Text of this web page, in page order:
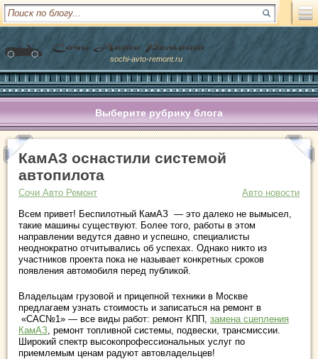
sochi-avto-remont.ru
Выберите рубрику блога
КамАЗ оснастили системой
автопилота
Сочи Авто Ремонт
Авто новости
Всем привет! Беспилотный КамАЗ — это далеко не вымысел,
такие машины существуют. Более того, работы в этом
направлении ведутся давно и успешно, специалисты
неоднократно отчитывались об успехах. Однако никто из
участников проекта пока не называет конкретных сроков
появления автомобиля перед публикой.
Владельцам грузовой и прицепной техники в Москве
предлагаем узнать стоимость и записаться на ремонт в
«САС№1» — все виды работ: ремонт КПП, замена сцепления
КамАЗ, ремонт топливной системы, подвески, трансмиссии.
Широкий спектр высокопрофессиональных услуг по
приемлемым ценам радуют автовладельцев!